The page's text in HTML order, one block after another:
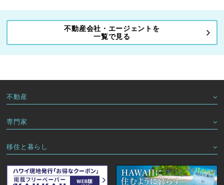
不動産会社・エージェントを
一覧で見る
不動産
専門家
移住と暮らし